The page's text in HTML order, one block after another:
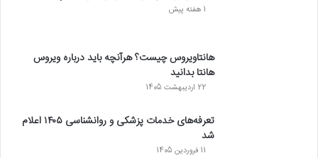
1 هفته پیش
هانتاویروس چیست؟ هرآنچه باید درباره ویروس
هانتا بدانید
22 اردیبهشت 1405
تعرفه‌های خدمات پزشکی و روانشناسی ۱۴۰۵ اعلام
شد
11 فروردین 1405